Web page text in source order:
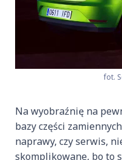
fot.
Na wyobraźnię na
bazy części
naprawy, czy serwis,
skomplikowane, bo to